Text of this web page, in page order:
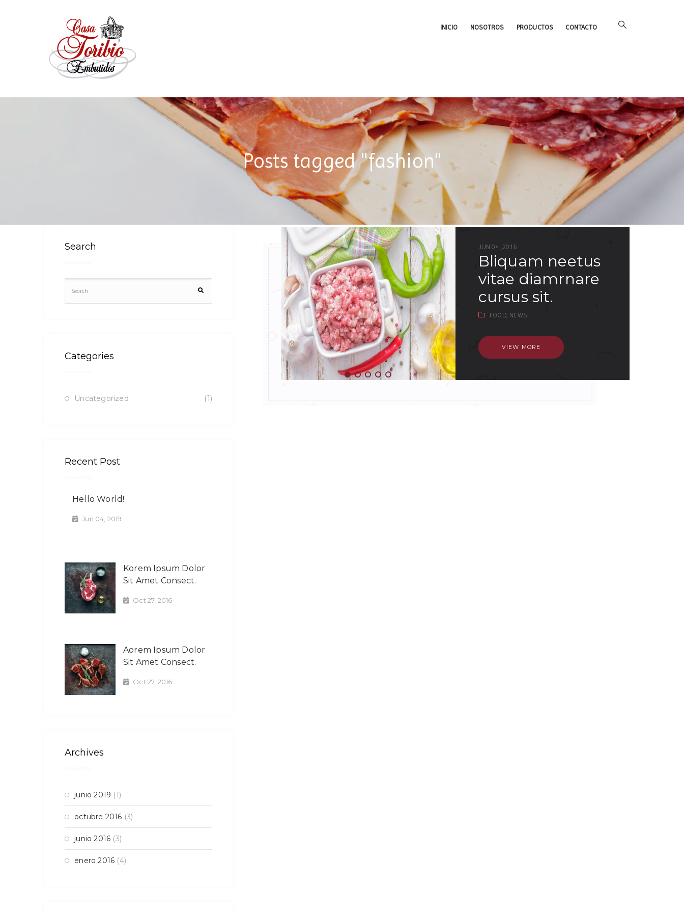
INICIO NOSOTROS PRODUCTOS CONTACTO
Posts tagged "fashion"
Search
Categories
Uncategorized (1)
Recent Post
Hello World!
Jun 04, 2019
Korem Ipsum Dolor
Sit Amet Consect.
Oct 27, 2016
Aorem Ipsum Dolor
Sit Amet Consect.
Oct 27, 2016
Archives
junio 2019 (1)
octubre 2016 (3)
junio 2016 (3)
enero 2016 (4)
JUN 04 ,2016
bliquam neetus
vitae diamrnare
cursus sit.
FOOD, NEWS
VIEW MORE